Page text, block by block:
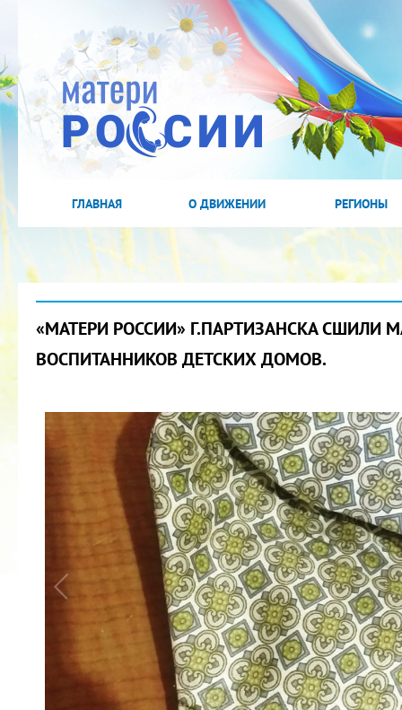
ГЛАВНАЯ О ДВИЖЕНИИ РЕГИОНЫ
«МАТЕРИ РОССИИ» Г.ПАРТИЗАНСКА СШИЛИ
ВОСПИТАННИКОВ ДЕТСКИХ ДОМОВ.
2022 ГОД ПРОВОЗГЛАШЕН ГОДОМ
МАТЕРИ В ЯКУТИИ
19.12.2021